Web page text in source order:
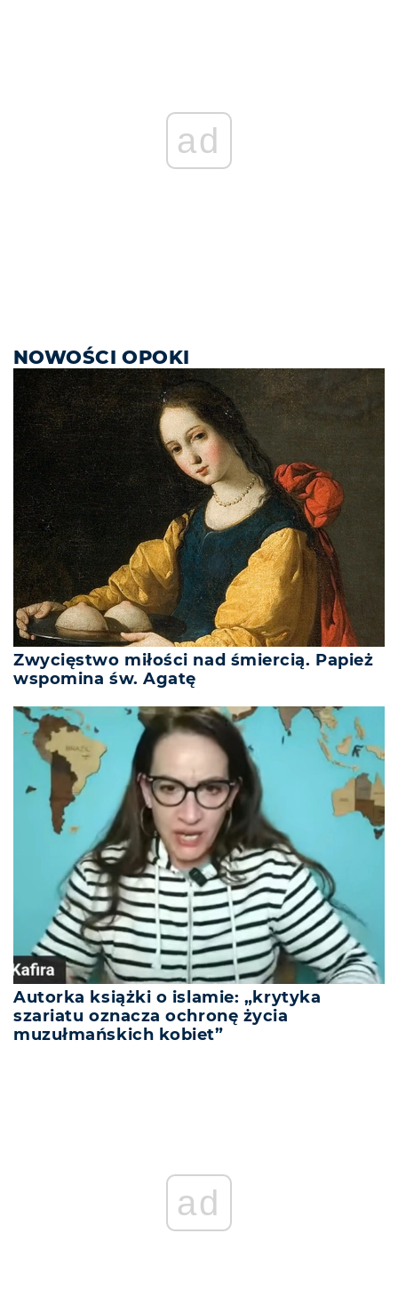
ad
NOWOŚCI OPOKI
Zwycięstwo miłości nad śmiercią. Papież
wspomina św. Agatę
Autorka książki o islamie: „krytyka
szariatu oznacza ochronę życia
muzułmańskich kobiet”
ad